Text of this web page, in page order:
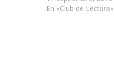
En «Club de Lectura»